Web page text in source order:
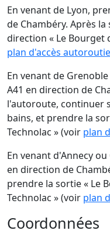
En venant de Lyon,
de Chambéry. Après
direction « Le Bourget
plan d'accès
En venant de
A41 en direction de
l'autoroute, continuer
bains, et prendre la
Technolac » (voir plan
En venant d'Annecy
en direction de
prendre la sortie « Le
Technolac » (voir plan
Coordonnées